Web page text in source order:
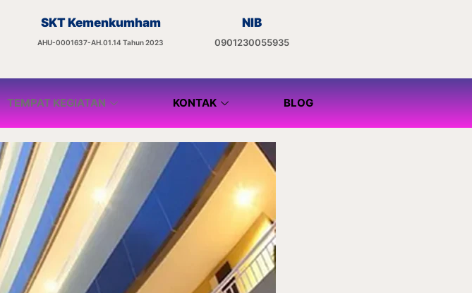
SKT Kemenkumham
AHU-0001637-AH.01.14 Tahun 2023
NIB
0901230055935
TEMPAT KEGIATAN KONTAK BLOG